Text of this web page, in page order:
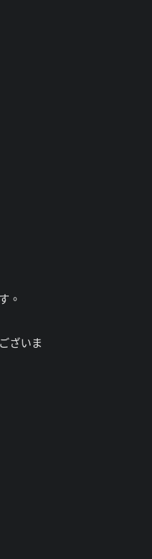
。
ざいま